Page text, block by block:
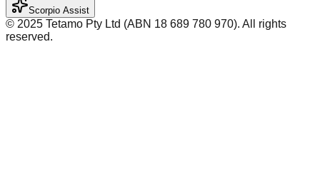
Scorpio Assist
©️ 2025 Tetamo Pty Ltd (ABN 18 689 780 970). All rights
reserved.